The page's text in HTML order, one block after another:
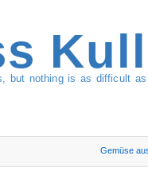
but nothing is as difficult
Gemüse